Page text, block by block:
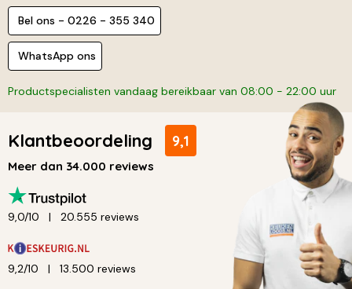
Bel ons - 0226 - 355 340
WhatsApp ons
Productspecialisten vandaag bereikbaar van 08:00 - 22:00 uur
Klantbeoordeling 9,1
Meer dan 34.000 reviews
9,0/10 20.555 reviews
9,2/10 13.500 reviews